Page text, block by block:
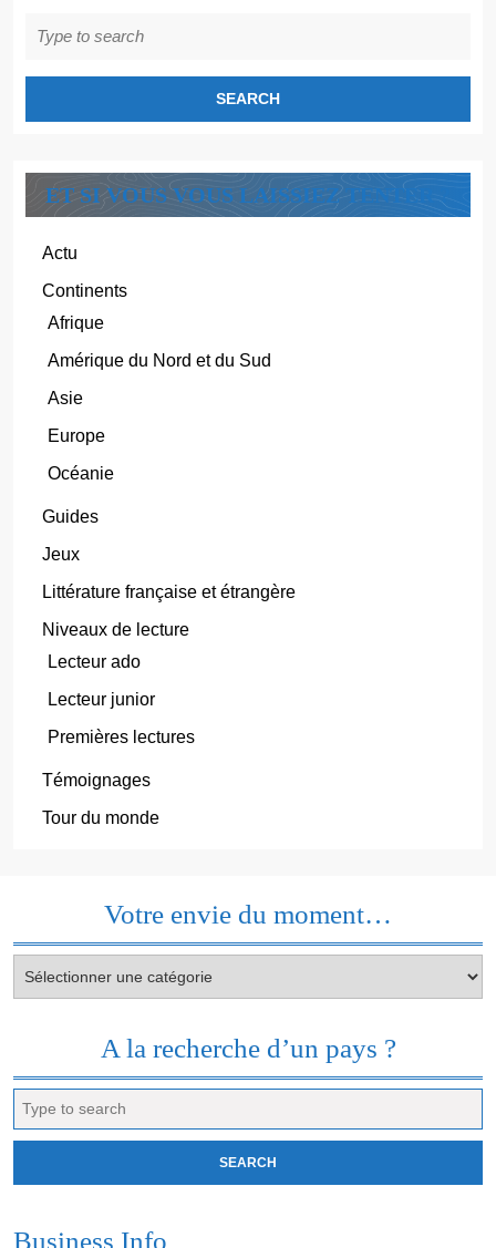
for:
ET SI VOUS VOUS LAISSIEZ TENTER ?
Actu
Continents
Afrique
Amérique du Nord et du Sud
Asie
Europe
Océanie
Guides
Jeux
Littérature française et étrangère
Niveaux de lecture
Lecteur ado
Lecteur junior
Premières lectures
Témoignages
Tour du monde
Votre envie du moment…
envie
A la recherche d’un pays ?
for:
Business Info